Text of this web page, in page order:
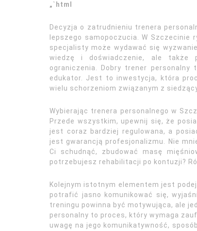
„`html
Decyzja o zatrudnieniu trenera
lepszego samopoczucia. W Szczecinie
specjalisty może wydawać się
wiedzę i doświadczenie, ale także
ograniczenia. Dobry trener
edukator. Jest to inwestycja, która
wielu schorzeniom związanym z
Wybierając trenera personalnego w
Przede wszystkim, upewnij się, że
jest coraz bardziej regulowana, a
jest gwarancją profesjonalizmu. Nie
Ci schudnąć, zbudować masę
potrzebujesz rehabilitacji po kontuzji?
Kolejnym istotnym elementem jest
potrafić jasno komunikować się,
treningu powinna być motywująca, ale
personalny to proces, który wymaga
uwagę na jego komunikatywność,